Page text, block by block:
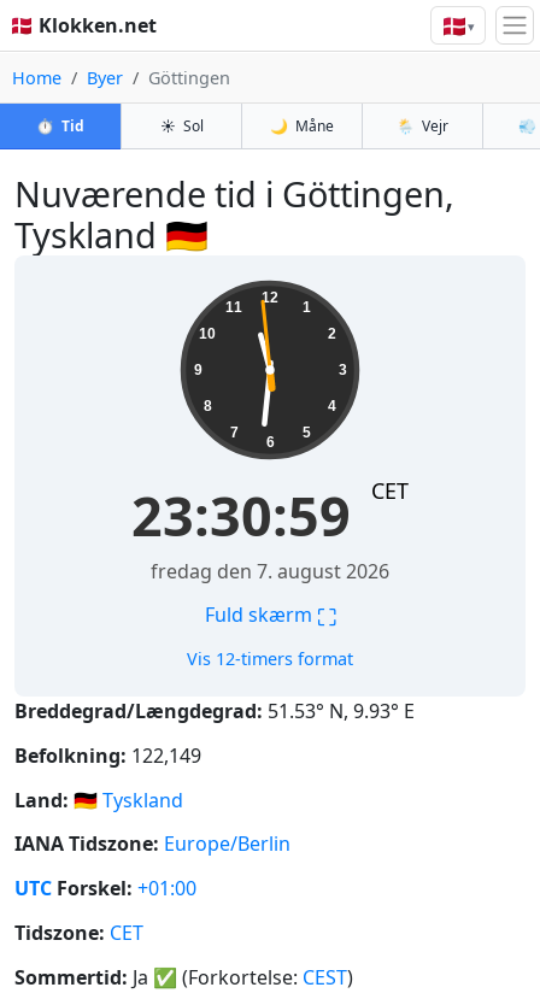
🇩🇰 Klokken.net 🇩🇰▾
Home Byer Göttingen
⏱️ Tid ☀️ Sol 🌙 Måne 🌦️ Vejr 💨
Nuværende tid i Göttingen,
Tyskland 🇩🇪
12
1
2
3
4
5
6
7
8
9
10
11
23:30:59 CET
fredag den 7. august 2026
Fuld skærm ⛶
Vis 12-timers format
Breddegrad/Længdegrad: 51.53° N, 9.93° E
Befolkning: 122,149
Land: 🇩🇪Tyskland
IANA Tidszone: Europe/Berlin
UTC Forskel: +01:00
Tidszone: CET
Sommertid: Ja ✅ (Forkortelse: CEST)